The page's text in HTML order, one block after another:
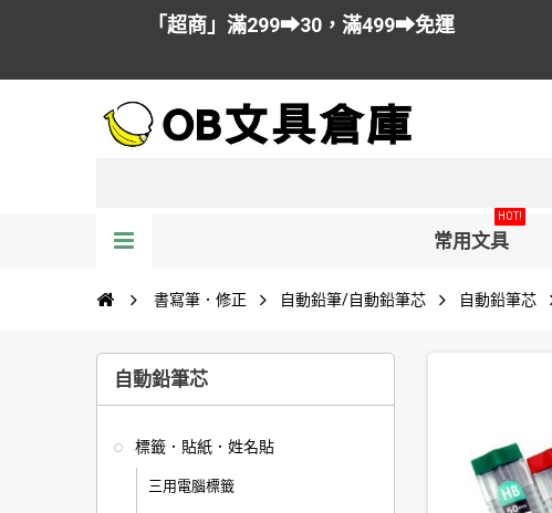
「超商」滿299➡30，滿499➡免運
常用文具
HOT!
書寫筆．修正 自動鉛筆/自動鉛筆芯 自動鉛筆芯
自動鉛筆芯
標籤．貼紙．姓名貼
三用電腦標籤